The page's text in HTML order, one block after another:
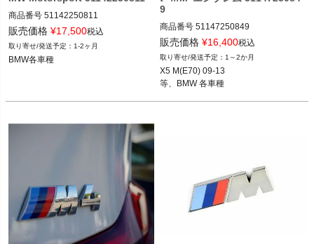
商品番号 51142250811
51142250811
販売価格 ¥17,500税込
1-2ヶ月
BMW各車種
9
商品番号 51147250849
51147250849
等、BMW 各車種
販売価格 ¥16,400税込
1～2か月
X5 M(E70) 09-13
等、BMW 各車種